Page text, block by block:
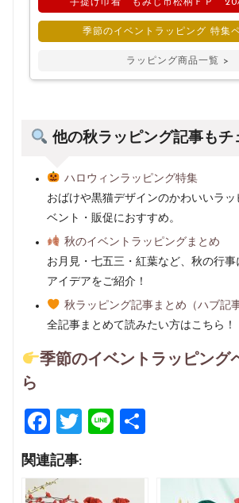
手提げ巾着 もみじ市松柄ＦＰ
季節のイベントラッピング 特集
ラッピング商品一覧 >
他の秋ラッピング記事もチ
ハロウィンラッピング特集
おばけや黒猫デザインのかわいいラッ
ベント・販促におすすめ。
秋のイベントラッピングまとめ
お月見・七五三・紅葉など、秋の行
アイデアをご紹介！
秋ラッピング記事まとめ（ハブ記事
全記事まとめて読みたい方はこちら！
季節のイベントラッピング
ら
F
a
ce
b
T
tt
er
Li
e
関連記事: